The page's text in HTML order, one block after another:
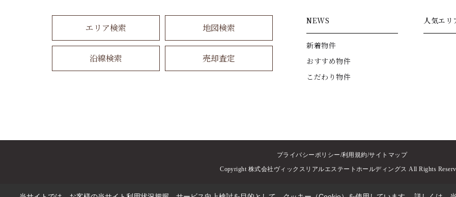
エリア検索 地図検索
沿線検索 売却査定
NEWS
新着物件
おすすめ物件
こだわり物件
人気エリ
プライバシーポリシー 利用規約 サイトマップ
Copyright 株式会社ヴィックスリアルエステートホールディングス All Rights